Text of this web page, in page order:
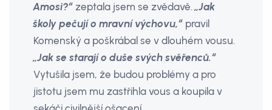
Amosi?“ zeptala jsem se zvědavě.„Jak
školy pečují o mravní výchovu,“ pravil
Komenský a poškrábal se v dlouhém vousu.
„Jak se starají o duše svých svěřenců.“
Vytušila jsem, že budou problémy a pro
jistotu jsem mu zastřihla vous a koupila v